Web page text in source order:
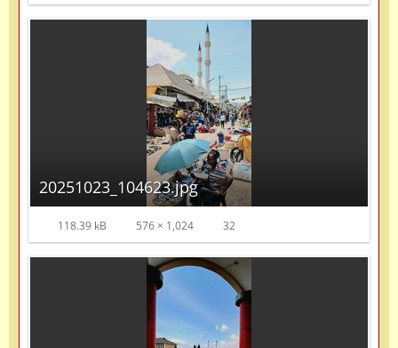
20251023_104623.jpg
118.39 kB 576 × 1,024 32